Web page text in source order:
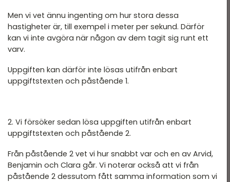
Men vi vet ännu ingenting om hur stora dessa
hastigheter är, till exempel i meter per sekund. Därför
kan vi inte avgöra när någon av dem tagit sig runt ett
varv.
Uppgiften kan därför inte lösas utifrån enbart
uppgiftstexten och påstående 1.
2. Vi försöker sedan lösa uppgiften utifrån enbart
uppgiftstexten och påstående 2.
Från påstående 2 vet vi hur snabbt var och en av Arvid,
Benjamin och Clara går. Vi noterar också att vi från
påstående 2 dessutom fått samma information som vi